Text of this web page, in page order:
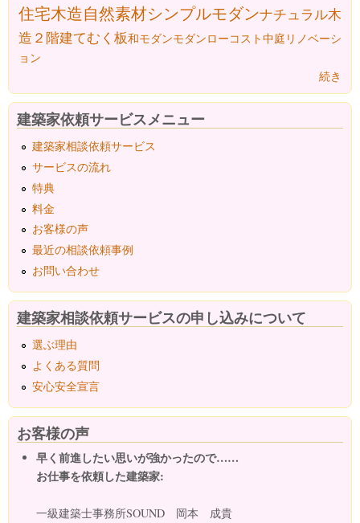
住宅木造自然素材シンプルモダンナチュラル木
造２階建てむく板和モダンモダンローコスト中庭 リノベーシ
ョン
続き
建築家依頼サービスメニュー
建築家相談依頼サービス
サービスの流れ
特典
料金
お客様の声
最近の相談依頼事例
お問い合わせ
建築家相談依頼サービスの申し込みについて
選ぶ理由
よくある質問
安心安全宣言
お客様の声
早く前進したい思いが強かったので……
お仕事を依頼した建築家:
一級建築士事務所SOUND 岡本 成貴